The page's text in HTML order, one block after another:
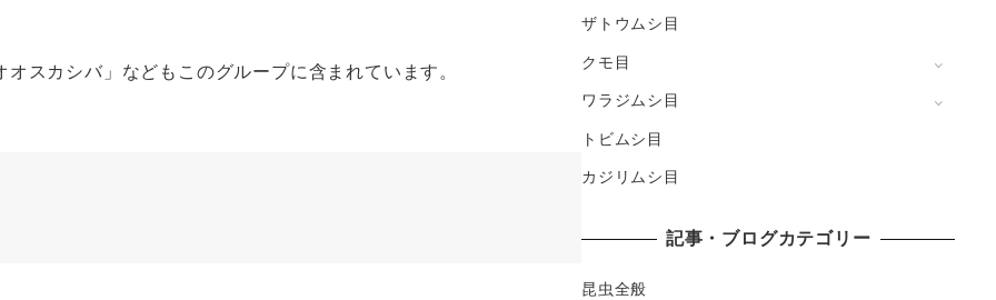
スカシバ」などもこのグループに含まれています。
ザトウムシ目
クモ目
ワラジムシ目
トビムシ目
カジリムシ目
記事・ブログカテゴリー
昆虫全般